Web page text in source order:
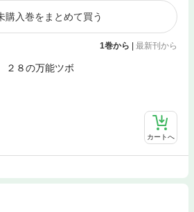
購入巻をまとめて買う
1巻から 最新刊から
８の万能ツボ
カートへ